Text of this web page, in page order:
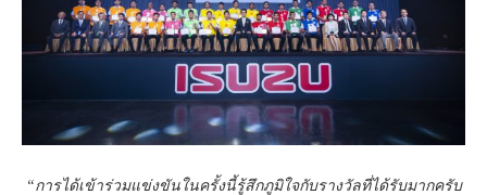
“การได้เข้าร่วมแข่งขันในครั้งนี้รู้สึกภูมิใจกับรางวัลที่ได้รับมากครับ